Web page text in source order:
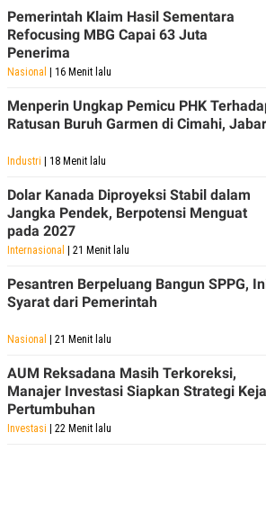
Pemerintah Klaim Hasil Sementara
Refocusing MBG Capai 63 Juta
Penerima
Nasional | 16 Menit lalu
Menperin Ungkap Pemicu PHK
Ratusan Buruh Garmen di Cimahi, Jabar
Industri | 18 Menit lalu
Dolar Kanada Diproyeksi Stabil dalam
Jangka Pendek, Berpotensi Menguat
pada 2027
Internasional | 21 Menit lalu
Pesantren Berpeluang Bangun SPPG,
Syarat dari Pemerintah
Nasional | 21 Menit lalu
AUM Reksadana Masih Terkoreksi,
Manajer Investasi Siapkan Strategi
Pertumbuhan
Investasi | 22 Menit lalu